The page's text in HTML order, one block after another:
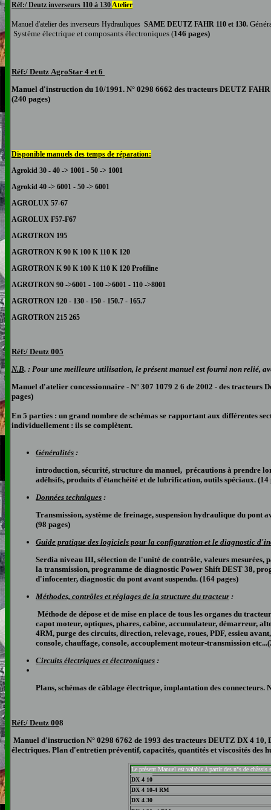
Réf:/ Deutz inverseurs 110 à 130Atelier
Manuel d'atelier des inverseurs Hydrauliques SAME DEUTZ FAHR 110 et 130.
Système électrique et composants électroniques (146 pages)
Réf:/ Deutz AgroStar 4 et 6
Manuel d'instruction du 10/1991. N° 0298 6662 des tracteurs DEUTZ FAHR
(240 pages)
Disponible manuels des temps de réparation:
Agrokid 30 - 40 -> 1001 - 50 -> 1001
Agrokid 40 -> 6001 - 50 -> 6001
AGROLUX 57-67
AGROLUX F57-F67
AGROTRON 195
AGROTRON K 90 K 100 K 110 K 120
AGROTRON K 90 K 100 K 110 K 120 Profiline
AGROTRON 90 ->6001 - 100 ->6001 - 110 ->8001
AGROTRON 120 - 130 - 150 - 150.7 - 165.7
AGROTRON 215 265
Réf:/ Deutz 005
N.B. : Pour une meilleure utilisation, le présent manuel est fourni non relié,
Manuel d'atelier concessionnaire - N° 307 1079 2 6 de 2002 - des
pages)
En 5 parties : un grand nombre de schémas se rapportant aux différentes
individuellement : ils se complètent.
Généralités :
introduction, sécurité, structure du manuel, précautions à prendre
adéhsifs, produits d'étanchéité et de lubrification, outils spéciaux. (14
Données techniques :
Transmission, système de freinage, suspension hydraulique du pont
(98 pages)
Guide pratique des logiciels pour la configuration et le diagnostic
Serdia niveau III, sélection de l'unité de contrôle, valeurs mesurées,
la transmission, programme de diagnostic Power Shift DEST 38,
d'infocenter, diagnostic du pont avant suspendu. (164 pages)
Méthodes, contrôles et réglages de la structure du tracteur :
Méthode de dépose et de mise en place de tous les organes du
capot moteur, optiques, phares, cabine, accumulateur, démarreur,
4RM, purge des circuits, direction, relevage, roues, PDF, essieu
console, chauffage, console, accouplement moteur-transmission
Circuits électriques et électroniques :
Plans, schémas de câblage électrique, implantation des connecteurs.
Réf:/ Deutz 008
Manuel d'instruction N° 0298 6762 de 1993 des tracteurs DEUTZ DX 4 10,
électriques. Plan d'entretien préventif, capacités, quantités et viscosités des
Le présent Manuel est valable à partir des n°s de châssis
DX 4 10
DX 4 10-4 RM
DX 4 30